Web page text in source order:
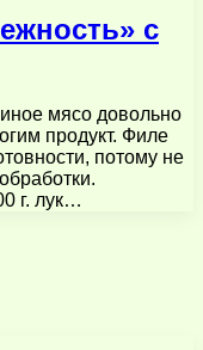
с
мясо довольно
продукт. Филе
потому не
г. лук…